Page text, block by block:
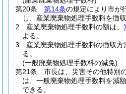
第20条
第14条の規定により市が
し、産業廃棄物処理手数料を徴収
2
産業廃棄物処理手数料の額は、
よる。
3
産業廃棄物処理手数料の徴収
る。
(一般廃棄物処理手数料の減免)
第21条
市長は、災害その他特別
は、一般廃棄物処理手数料を減
できる。